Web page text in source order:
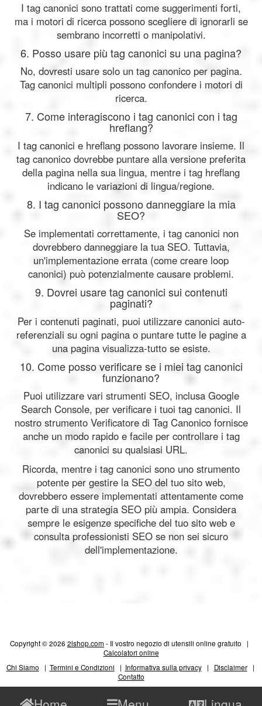
I tag canonici sono trattati come suggerimenti forti,
ma i motori di ricerca possono scegliere di ignorarli se
sembrano incorretti o manipolativi.
6. Posso usare più tag canonici su una pagina?
No, dovresti usare solo un tag canonico per pagina.
Tag canonici multipli possono confondere i motori di
ricerca.
7. Come interagiscono i tag canonici con i tag
hreflang?
I tag canonici e hreflang possono lavorare insieme. Il
tag canonico dovrebbe puntare alla versione preferita
della pagina nella sua lingua, mentre i tag hreflang
indicano le variazioni di lingua/regione.
8. I tag canonici possono danneggiare la mia
SEO?
Se implementati correttamente, i tag canonici non
dovrebbero danneggiare la tua SEO. Tuttavia,
un'implementazione errata (come creare loop
canonici) può potenzialmente causare problemi.
9. Dovrei usare tag canonici sui contenuti
paginati?
Per i contenuti paginati, puoi utilizzare canonici auto-
referenziali su ogni pagina o puntare tutte le pagine a
una pagina visualizza-tutto se esiste.
10. Come posso verificare se i miei tag canonici
funzionano?
Puoi utilizzare vari strumenti SEO, inclusa Google
Search Console, per verificare i tuoi tag canonici. Il
nostro strumento Verificatore di Tag Canonico fornisce
anche un modo rapido e facile per controllare i tag
canonici su qualsiasi URL.
Ricorda, mentre i tag canonici sono uno strumento
potente per gestire la SEO del tuo sito web,
dovrebbero essere implementati attentamente come
parte di una strategia SEO più ampia. Considera
sempre le esigenze specifiche del tuo sito web e
consulta professionisti SEO se non sei sicuro
dell'implementazione.
Copyright © 2026 2lshop.com - Il vostro negozio di utensili online gratuito |
Calcolatori online
Chi Siamo | Termini e Condizioni | Informativa sulla privacy| Disclaimer|
Contatto